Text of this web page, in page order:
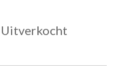
Uitverkocht